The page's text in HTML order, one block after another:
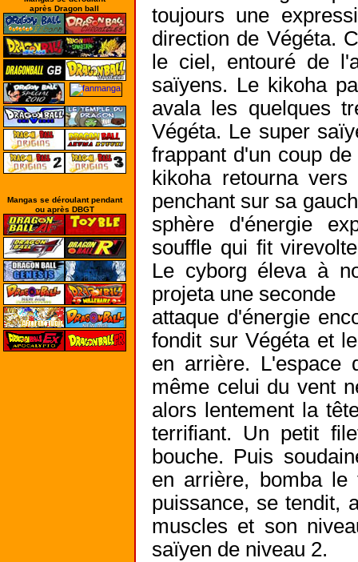
après Dragon ball
Mangas se déroulant pendant
ou après DBGT
toujours une
direction de Végéta.
le ciel, entouré de
saïyens. Le kikoha
avala les quelques
Végéta. Le super
frappant d'un coup
kikoha retourna
penchant sur sa
sphère d'énergie
souffle qui fit
Le cyborg éleva à
projeta une seconde
attaque d'énergie
fondit sur Végéta et
en arrière. L'espace
même celui du vent
alors lentement la
terrifiant. Un petit
bouche. Puis
en arrière, bomba le
puissance, se tendit,
muscles et son
saïyen de niveau 2.